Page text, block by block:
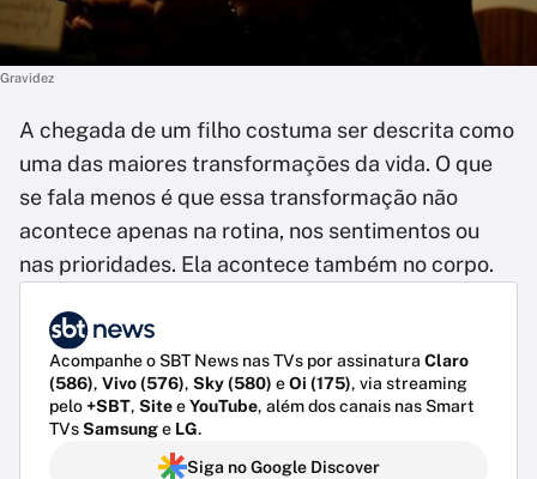
Gravidez
A chegada de um filho costuma ser descrita como
uma das maiores transformações da vida. O que
se fala menos é que essa transformação não
acontece apenas na rotina, nos sentimentos ou
nas prioridades. Ela acontece também no corpo.
Acompanhe o SBT News nas TVs por assinatura Claro
(586), Vivo (576), Sky (580) eOi (175), via streaming
pelo+SBT, SiteeYouTube, além dos canais nas Smart
TVsSamsunge LG.
Siga no Google Discover